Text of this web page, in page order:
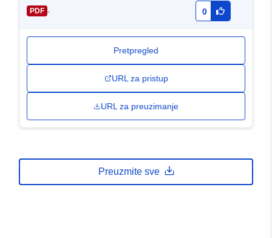
PDF - 0
Pretpregled
URL za pristup
URL za preuzimanje
Preuzmite sve